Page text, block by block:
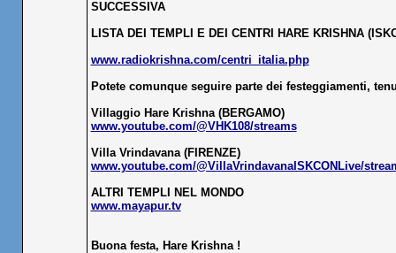
SUCCESSIVA
LISTA DEI TEMPLI E DEI CENTRI HARE KRISHNA
www.radiokrishna.com/centri_italia.php
Potete comunque seguire parte dei festeggiamenti,
Villaggio Hare Krishna (BERGAMO)
www.youtube.com/@VHK108/streams
Villa Vrindavana (FIRENZE)
www.youtube.com/@VillaVrindavanaISKCONLive/
ALTRI TEMPLI NEL MONDO
www.mayapur.tv
Buona festa, Hare Krishna !